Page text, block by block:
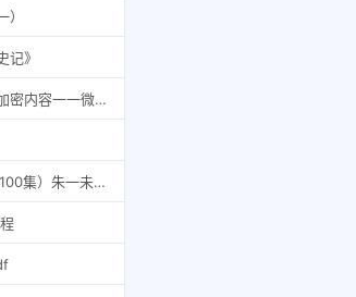
》
转发微博或动态文还原加密内容一一微博动态文转发器V2.1
9738-怪力甜心惹不起(100集）朱一未 四一